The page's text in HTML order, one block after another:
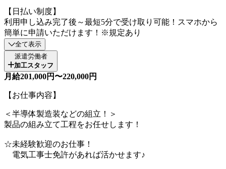
【日払い制度】
利用申し込み完了後～最短5分で受け取り可能！スマホから
簡単に申請いただけます！※規定あり
全て表示
派遣労働者
加工スタッフ
月給201,000円〜220,000円
【お仕事内容】
＜半導体製造装などの組立！＞
製品の組み立て工程をお任せします！
☆未経験歓迎のお仕事！
電気工事士免許があれば活かせます♪